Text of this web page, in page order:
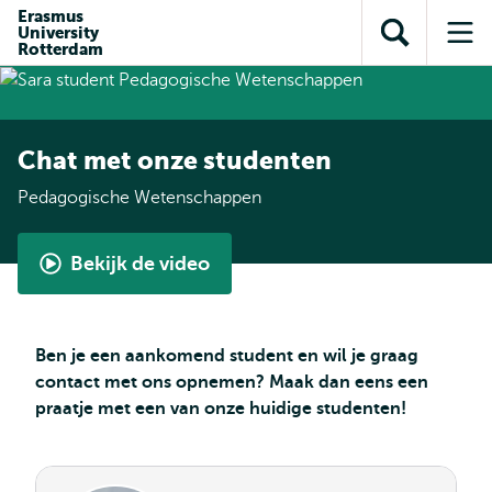
inhoud
gaan
gaan
Direct naar
subnavigatie
Erasmus
University
Rotterdam
Toon
zoekveld
Chat met onze studenten
Pedagogische Wetenschappen
Bekijk de video
Pedagogische
interview
Ben je een aankomend student en wil je graag
contact met ons opnemen? Maak dan eens een
praatje met een van onze huidige studenten!